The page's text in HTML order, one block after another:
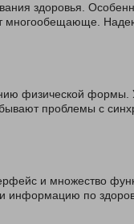
здоровья.
многообещающе.
физической
проблемы с
и множество
и информацию по